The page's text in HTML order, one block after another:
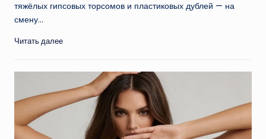
тяжёлых гипсовых торсомов и пластиковых дублей — на
смену…
Читать далее